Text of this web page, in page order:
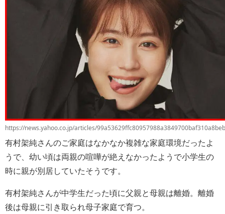
https://news.yahoo.co.jp/articles/
有村架純さんのご家庭はなかなか複雑な家庭環境だったよ
うで、幼い頃は両親の喧嘩が絶えなかったようで小学生の
時に親が別居していたそうです。
有村架純さんが中学生だった頃に父親と母親は離婚。離婚
後は母親に引き取られ母子家庭で育つ。